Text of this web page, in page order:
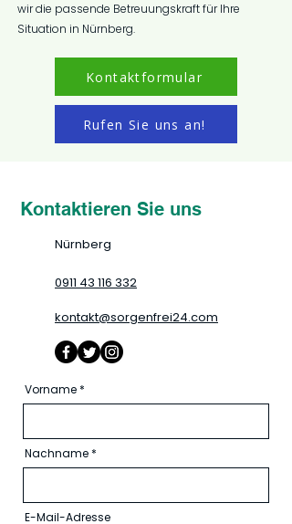
wir die passende Betreuungskraft für Ihre
Situation in Nürnberg.
Kontaktformular
Rufen Sie uns an!
Kontaktieren Sie uns
Nürnberg
0911 43 116 332
kontakt@sorgenfrei24.com
Vorname
Nachname
E-Mail-Adresse